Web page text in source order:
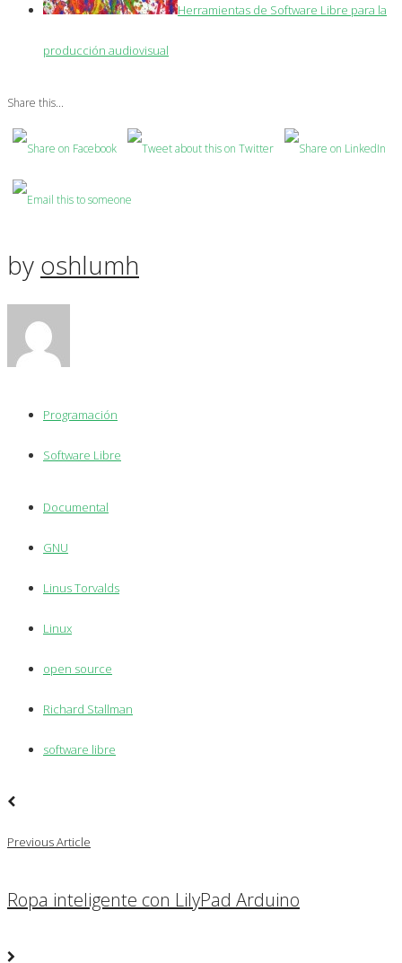
Herramientas de Software Libre para la
producción audiovisual
Share this...
by oshlumh
Programación
Software Libre
Documental
GNU
Linus Torvalds
Linux
open source
Richard Stallman
software libre
Previous Article
Ropa inteligente con LilyPad Arduino